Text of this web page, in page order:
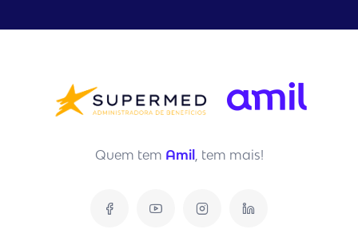
Quem tem Amil, tem mais!